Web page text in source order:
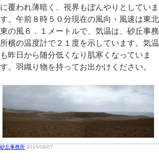
に覆われ薄暗く、視界もぼんやりとしていま
す。午前８時５０分現在の風向・風速は東北
東の風６．１メートルで、気温は、砂丘事務
所横の温度計で２１度を示しています。気温
も昨日から随分低くなり肌寒くなっていま
す。羽織り物を持ってお出かけください。
砂丘事務所 2015/09/07